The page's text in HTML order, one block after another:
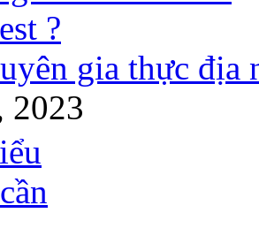
gia thực địa
2023